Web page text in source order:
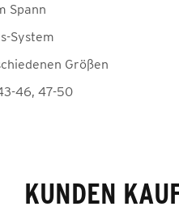
Spann
System
Größen
46, 47-50
KUNDEN